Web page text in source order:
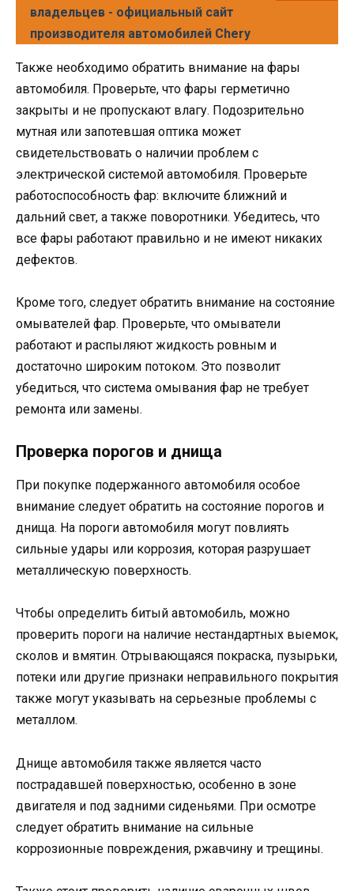
владельцев - официальный сайт
производителя автомобилей Chery
Также необходимо обратить внимание на фары
автомобиля. Проверьте, что фары герметично
закрыты и не пропускают влагу. Подозрительно
мутная или запотевшая оптика может
свидетельствовать о наличии проблем с
электрической системой автомобиля. Проверьте
работоспособность фар: включите ближний и
дальний свет, а также поворотники. Убедитесь, что
все фары работают правильно и не имеют никаких
дефектов.
Кроме того, следует обратить внимание на состояние
омывателей фар. Проверьте, что омыватели
работают и распыляют жидкость ровным и
достаточно широким потоком. Это позволит
убедиться, что система омывания фар не требует
ремонта или замены.
Проверка порогов и днища
При покупке подержанного автомобиля особое
внимание следует обратить на состояние порогов и
днища. На пороги автомобиля могут повлиять
сильные удары или коррозия, которая разрушает
металлическую поверхность.
Чтобы определить битый автомобиль, можно
проверить пороги на наличие нестандартных выемок,
сколов и вмятин. Отрывающаяся покраска, пузырьки,
потеки или другие признаки неправильного покрытия
также могут указывать на серьезные проблемы с
металлом.
Днище автомобиля также является часто
пострадавшей поверхностью, особенно в зоне
двигателя и под задними сиденьями. При осмотре
следует обратить внимание на сильные
коррозионные повреждения, ржавчину и трещины.